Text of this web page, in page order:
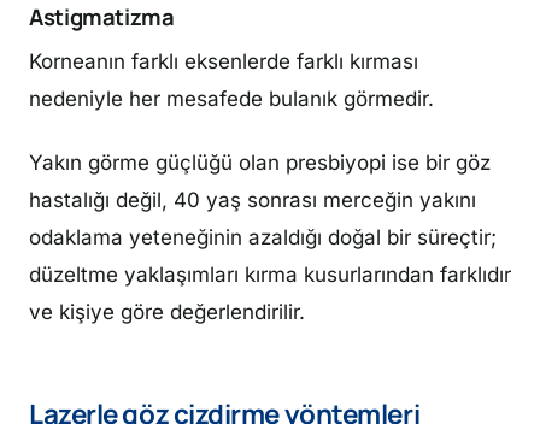
Astigmatizma
Korneanın farklı eksenlerde farklı kırması
nedeniyle her mesafede bulanık görmedir.
Yakın görme güçlüğü olan presbiyopi ise bir göz
hastalığı değil, 40 yaş sonrası merceğin yakını
odaklama yeteneğinin azaldığı doğal bir süreçtir;
düzeltme yaklaşımları kırma kusurlarından farklıdır
ve kişiye göre değerlendirilir.
Lazerle göz çizdirme yöntemleri